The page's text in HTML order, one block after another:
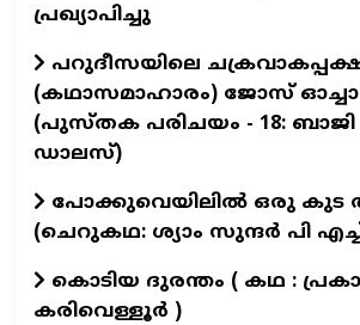
പ്രഖ്യാപിച്ചു
പറുദീസയിലെ
(കഥാസമാഹാരം) ജോസ്
(പുസ്തക പരിചയം - 18: ബാജി
ഡാലസ്)
പോക്കുവെയിലിൽ ഒരു കുട
(ചെറുകഥ: ശ്യാം സുന്ദര്‍ പി
കൊടിയ ദുരന്തം ( കഥ :
കരിവെള്ളൂർ )